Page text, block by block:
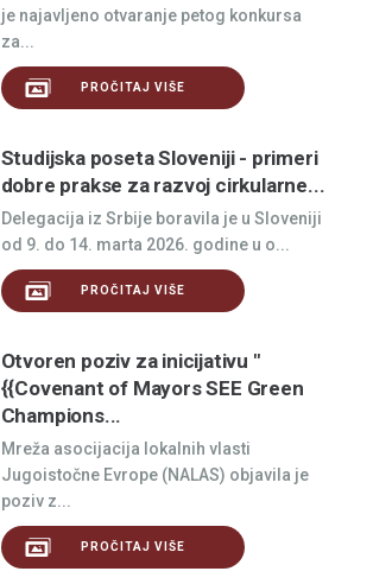
je najavljeno otvaranje petog konkursa
za...
PROČITAJ VIŠE
Studijska poseta Sloveniji - primeri
dobre prakse za razvoj cirkularne...
Delegacija iz Srbije boravila je u Sloveniji
od 9. do 14. marta 2026. godine u o...
PROČITAJ VIŠE
Otvoren poziv za inicijativu "
{{Covenant of Mayors SEE Green
Champions...
Mreža asocijacija lokalnih vlasti
Jugoistočne Evrope (NALAS) objavila je
poziv z...
PROČITAJ VIŠE